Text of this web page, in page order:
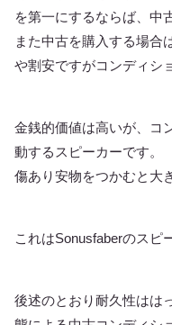
を第一にするならば、中
また中古を購入する場合
や割安ですがコンディシ
金銭的価値は高いが、コ
動するスピーカーです。
傷あり安物をつかむと大
これはSonusfaberのスピ
後述のとおり耐久性はは